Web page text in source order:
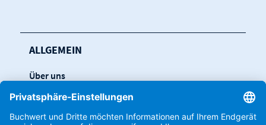
ALLGEMEIN
Über uns
Leistungen